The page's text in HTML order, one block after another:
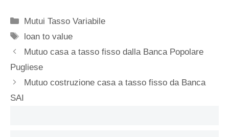
Categorie
Mutui Tasso Variabile
Tag
loan to value
Mutuo casa a tasso fisso dalla Banca Popolare
Pugliese
Mutuo costruzione casa a tasso fisso da Banca
SAI